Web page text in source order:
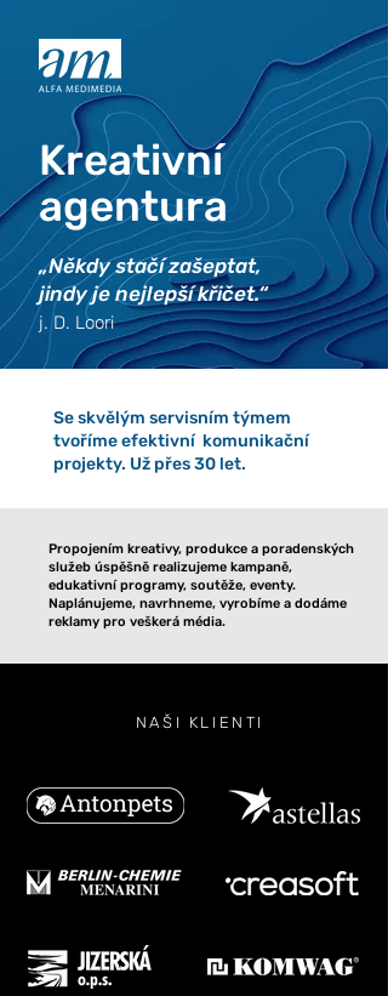
Kreativní
agentura
„Někdy stačí zašeptat,
jindy je nejlepší křičet.“
j. D. Loori
Se skvělým servisním týmem
tvoříme efektivní komunikační
projekty. Už přes 30 let.
Propojením kreativy, produkce a poradenských
služeb úspěšně realizujeme kampaně,
edukativní programy, soutěže, eventy.
Naplánujeme, navrhneme, vyrobíme a dodáme
reklamy pro veškerá média.
NAŠI KLIENTI